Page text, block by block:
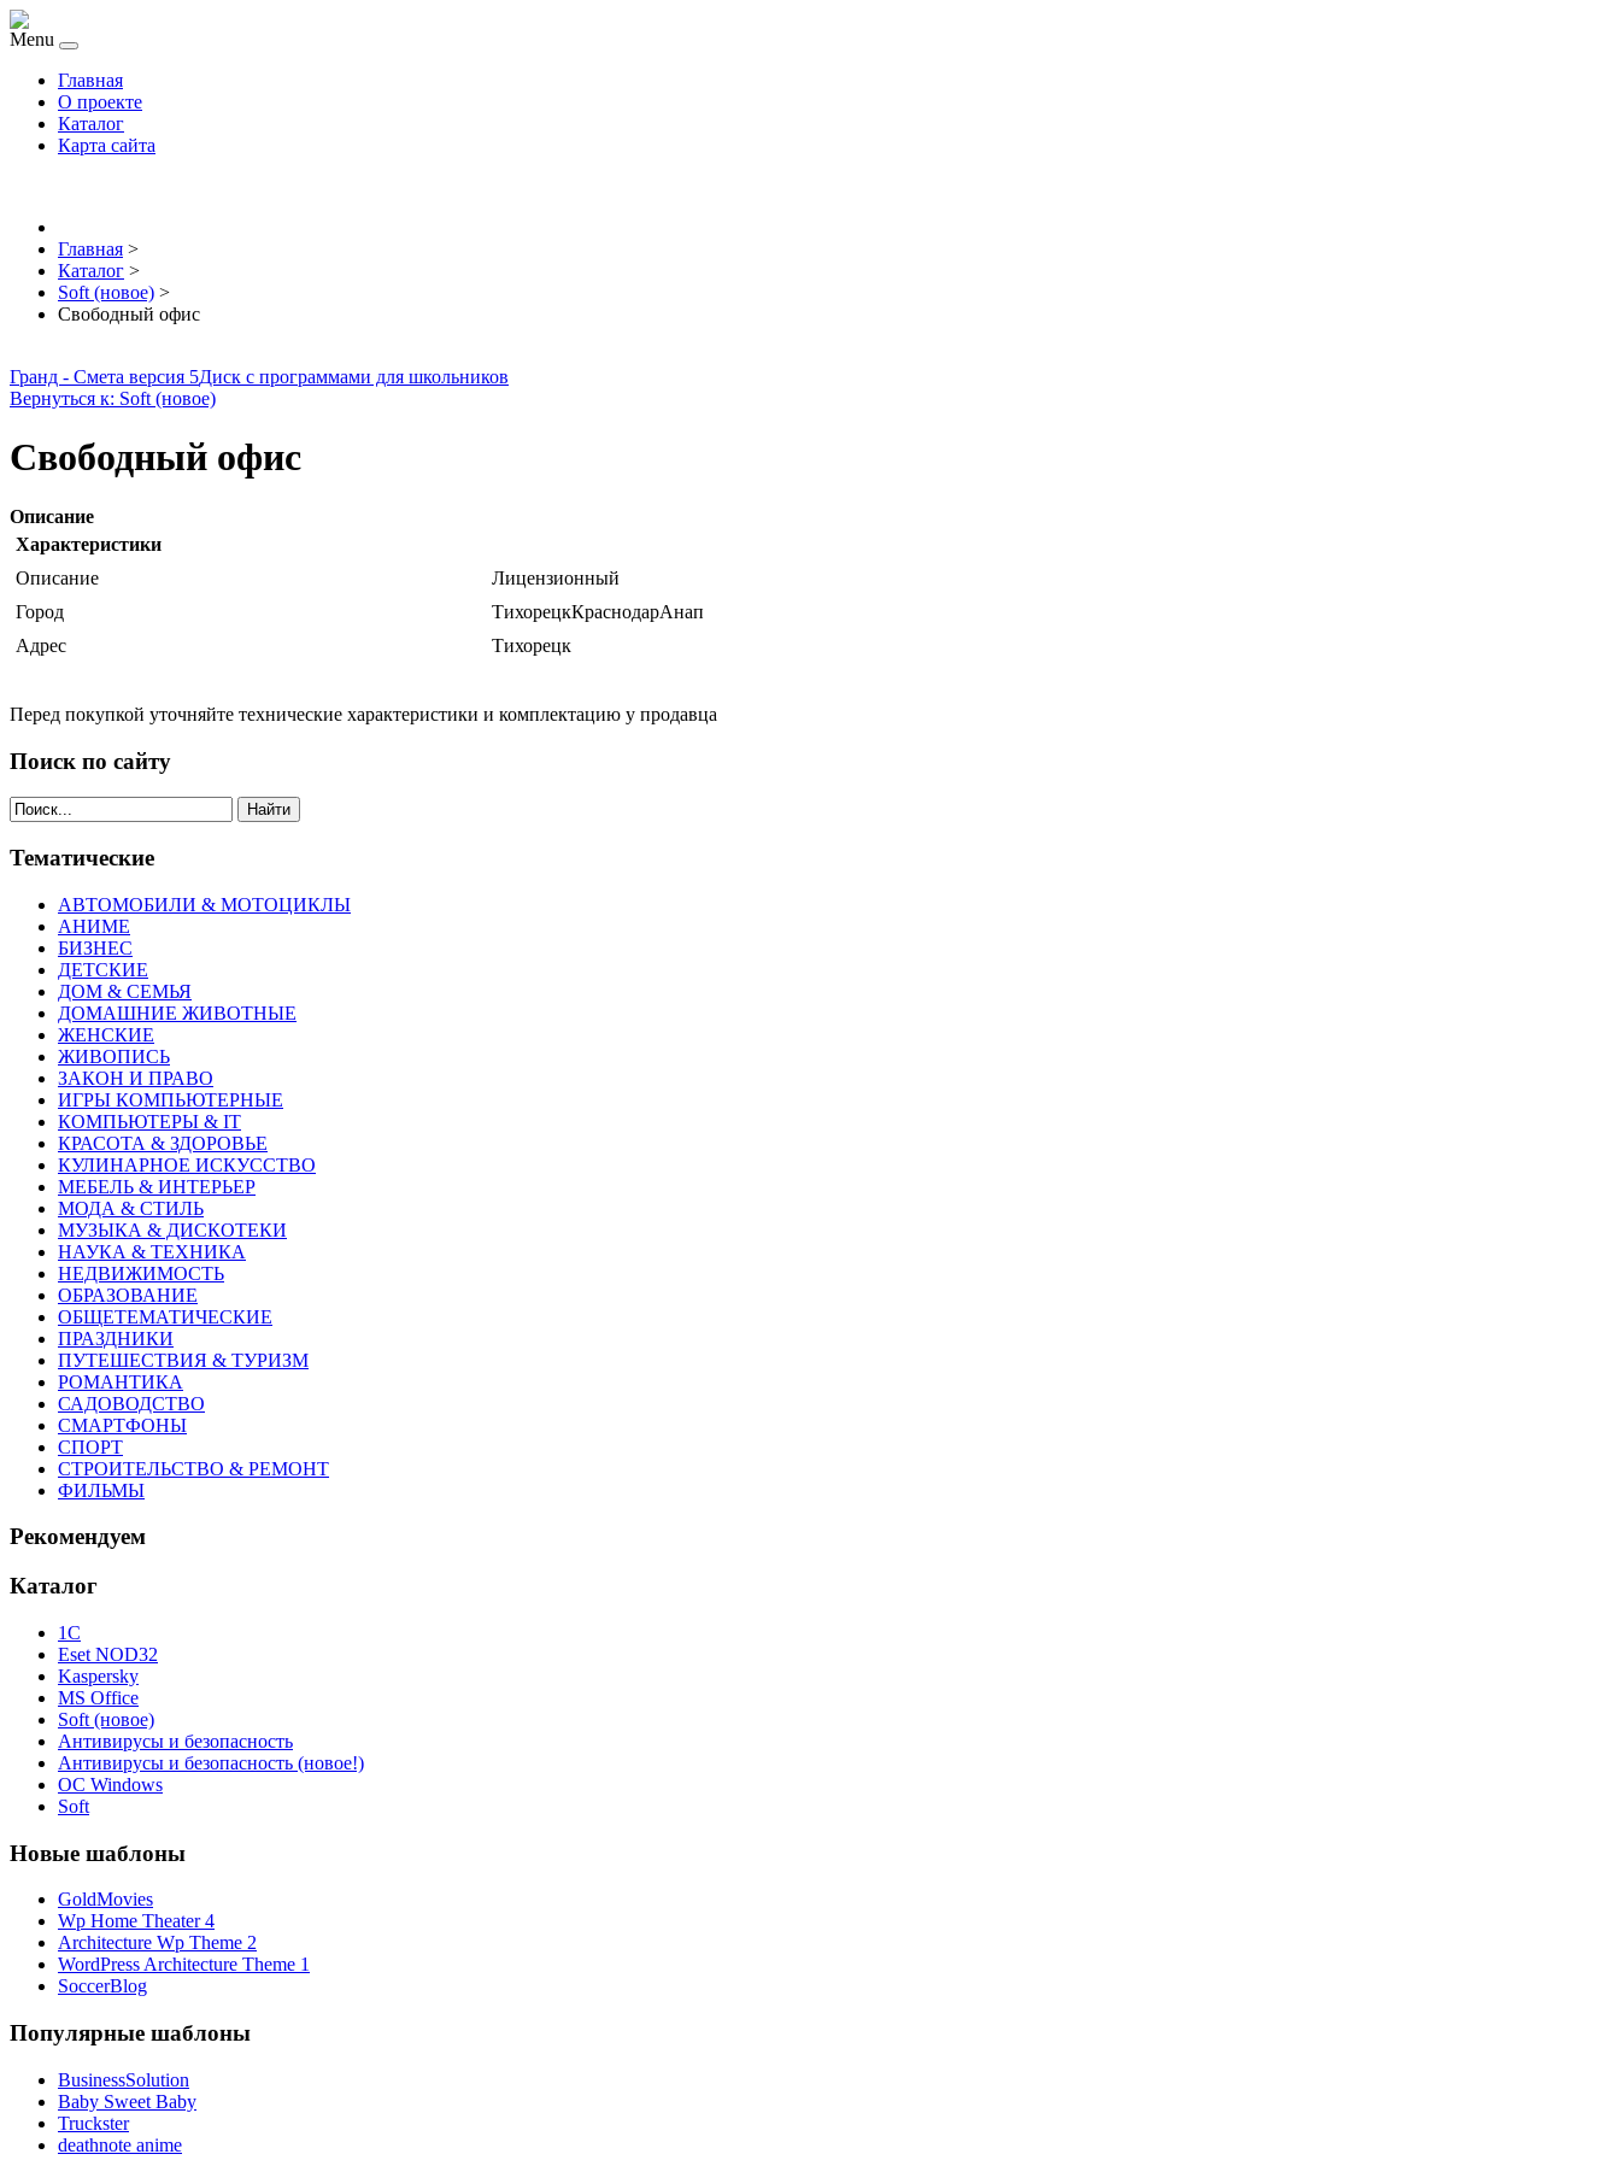
Menu
Главная
О проекте
Каталог
Карта сайта
Главная >
Каталог >
Soft (новое) >
Свободный офис
Гранд - Смета версия 5Диск с программами для школьников
Вернуться к: Soft (новое)
Свободный офис
Описание
Характеристики
Описание
Лицензионный
Город
ТихорецкКраснодарАнап
Адрес
Тихорецк
Перед покупкой уточняйте технические характеристики и комплектацию у продавца
Поиск по сайту
Найти
Тематические
АВТОМОБИЛИ & МОТОЦИКЛЫ
АНИМЕ
БИЗНЕС
ДЕТСКИЕ
ДОМ & СЕМЬЯ
ДОМАШНИЕ ЖИВОТНЫЕ
ЖЕНСКИЕ
ЖИВОПИСЬ
ЗАКОН И ПРАВО
ИГРЫ КОМПЬЮТЕРНЫЕ
КОМПЬЮТЕРЫ & IT
КРАСОТА & ЗДОРОВЬЕ
КУЛИНАРНОЕ ИСКУССТВО
МЕБЕЛЬ & ИНТЕРЬЕР
МОДА & СТИЛЬ
МУЗЫКА & ДИСКОТЕКИ
НАУКА & ТЕХНИКА
НЕДВИЖИМОСТЬ
ОБРАЗОВАНИЕ
ОБЩЕТЕМАТИЧЕСКИЕ
ПРАЗДНИКИ
ПУТЕШЕСТВИЯ & ТУРИЗМ
РОМАНТИКА
САДОВОДСТВО
СМАРТФОНЫ
СПОРТ
СТРОИТЕЛЬСТВО & РЕМОНТ
ФИЛЬМЫ
Рекомендуем
Каталог
1С
Eset NOD32
Kaspersky
MS Office
Soft (новое)
Антивирусы и безопасность
Антивирусы и безопасность (новое!)
ОС Windows
Soft
Новые шаблоны
GoldMovies
Wp Home Theater 4
Architecture Wp Theme 2
WordPress Architecture Theme 1
SoccerBlog
Популярные шаблоны
BusinessSolution
Baby Sweet Baby
Truckster
deathnote anime